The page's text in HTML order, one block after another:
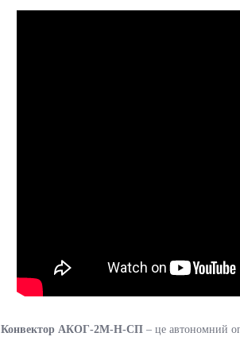
Конвектор АКОГ-2М-H-СП – це автономний